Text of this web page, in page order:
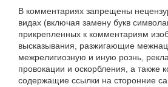
В комментариях запрещены
видах (включая замену букв
прикрепленных к комментариям
высказывания, разжигающие
межрелигиозную и иную рознь,
провокации и оскорбления, а также
содержащие ссылки на сторонние